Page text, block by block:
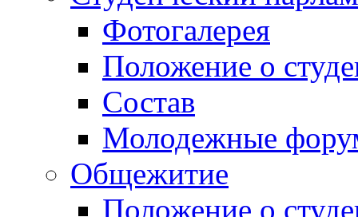
Фотогалерея
Положение о
Состав
Молодежные
Общежитие
Положение о